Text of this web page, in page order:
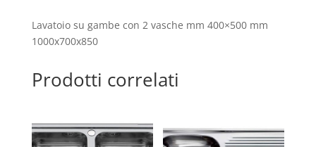
Lavatoio su gambe con 2 vasche mm 400×500 mm
1000x700x850
Prodotti correlati